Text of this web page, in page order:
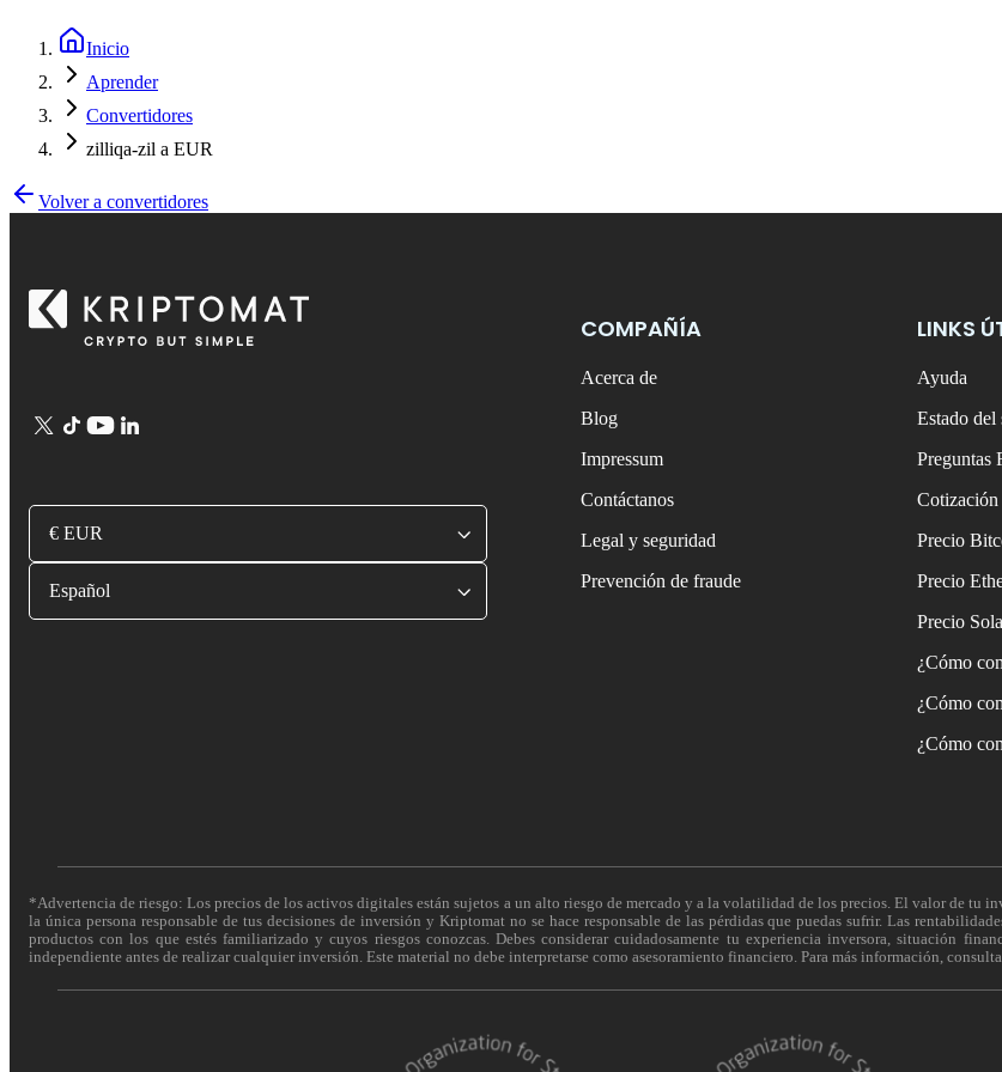
Inicio
Aprender
Convertidores
zilliqa-zil a EUR
Volver a convertidores
€ EUR
Español
COMPAÑÍA
Acerca de
Blog
Impressum
Contáctanos
Legal y seguridad
Prevención de fraude
LINKS
Ayuda
Estado del
Preguntas
Precio
Precio
Precio
¿Cómo
¿Cómo
¿Cómo
*Advertencia de riesgo: Los precios de los activos digitales están sujetos a un alto riesgo de mercado y a la volatilidad de los precios. El valor de tu
la única persona responsable de tus decisiones de inversión y Kriptomat no se hace responsable de las pérdidas que puedas sufrir. Las
productos con los que estés familiarizado y cuyos riesgos conozcas. Debes considerar cuidadosamente tu experiencia inversora, situación
independiente antes de realizar cualquier inversión. Este material no debe interpretarse como asesoramiento financiero. Para más información,